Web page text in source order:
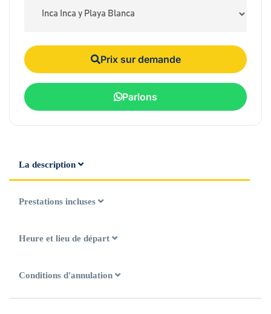
Prix sur demande
Parlons
La description
Prestations incluses
Heure et lieu de départ
Conditions d'annulation